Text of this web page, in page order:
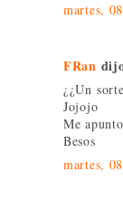
martes,
FRan
¿¿Un
Jojojo
Me
Besos
martes,